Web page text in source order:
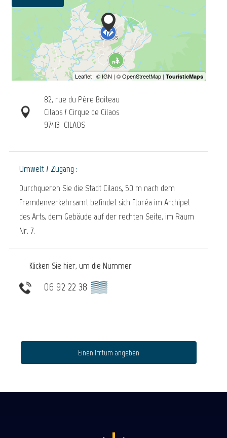
82, rue du Père Boiteau
Cilaos / Cirque de Cilaos
97413 CILAOS
Umwelt / Zugang :
Durchqueren Sie die Stadt Cilaos, 50 m nach dem
Fremdenverkehrsamt befindet sich Floréa im Archipel
des Arts, dem Gebäude auf der rechten Seite, im Raum
Nr. 7.
Klicken Sie hier, um die Nummer
06 92 22 38 ▒▒
Einen Irrtum angeben